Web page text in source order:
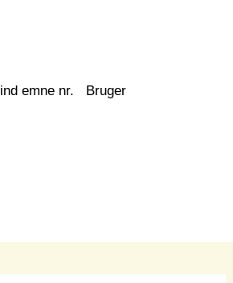
emne nr. Bruger